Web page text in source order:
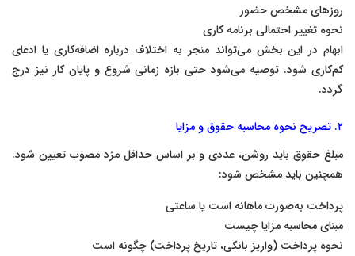
روزهای مشخص حضور
نحوه تغییر احتمالی برنامه کاری
ابهام در این بخش می‌تواند منجر به اختلاف درباره اضافه‌کاری یا ادعای
کم‌کاری شود. توصیه می‌شود حتی بازه زمانی شروع و پایان کار نیز درج
گردد.
۲. تصریح نحوه محاسبه حقوق و مزایا
مبلغ حقوق باید روشن، عددی و بر اساس حداقل مزد مصوب تعیین شود.
همچنین باید مشخص شود:
پرداخت به‌صورت ماهانه است یا ساعتی
مبنای محاسبه مزایا چیست
نحوه پرداخت (واریز بانکی، تاریخ پرداخت) چگونه است